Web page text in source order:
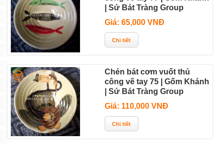
| Sứ Bát Tràng Group
Giá: 65,000 VNĐ
Chén bát cơm vuốt thủ
công vẽ tay 75 | Gốm Khánh
| Sứ Bát Tràng Group
Giá: 110,000 VNĐ